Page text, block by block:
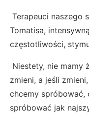
Terapeuci naszego
Tomatisa,
częstotliwości,
Niestety, nie mamy
zmieni, a jeśli
chcemy spróbować,
spróbować jak